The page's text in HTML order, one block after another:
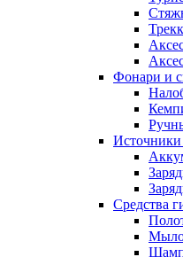
Фонари и
Средства